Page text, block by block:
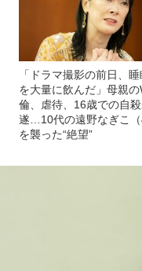
「ドラマ撮影の前日、
を大量に飲んだ」母親の
倫、虐待、16歳での自
遂…10代の遠野なぎこ（
を襲った“絶望”